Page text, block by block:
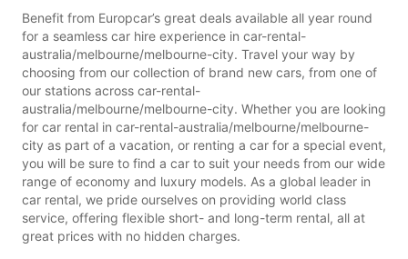
Benefit from Europcar’s great deals available all year round
for a seamless car hire experience in car-rental-
australia/melbourne/melbourne-city. Travel your way by
choosing from our collection of brand new cars, from one of
our stations across car-rental-
australia/melbourne/melbourne-city. Whether you are looking
for car rental in car-rental-australia/melbourne/melbourne-
city as part of a vacation, or renting a car for a special event,
you will be sure to find a car to suit your needs from our wide
range of economy and luxury models. As a global leader in
car rental, we pride ourselves on providing world class
service, offering flexible short- and long-term rental, all at
great prices with no hidden charges.